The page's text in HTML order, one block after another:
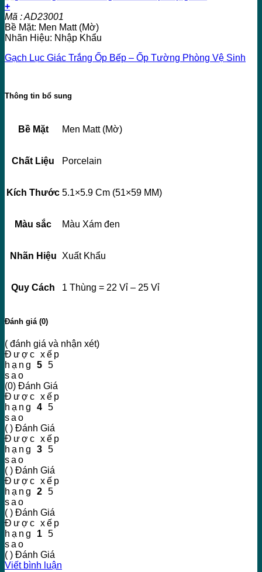
+
Mã : AD23001
Bề Mặt: Men Matt (Mờ)
Nhãn Hiệu: Nhập Khẩu
Gạch Lục Giác Trắng Ốp Bếp – Ốp Tường Phòng Vệ Sinh
Thông tin bổ sung
Bề Mặt Men Matt (Mờ)
Chất Liệu Porcelain
Kích Thước 5.1×5.9 Cm (51×59 MM)
Màu sắc Màu Xám đen
Nhãn Hiệu Xuất Khẩu
Quy Cách 1 Thùng = 22 Vỉ – 25 Vỉ
Đánh giá (0)
( đánh giá và nhận xét)
Được xếp
hạng 5 5
sao
(0) Đánh Giá
Được xếp
hạng 4 5
sao
( ) Đánh Giá
Được xếp
hạng 3 5
sao
( ) Đánh Giá
Được xếp
hạng 2 5
sao
( ) Đánh Giá
Được xếp
hạng 1 5
sao
( ) Đánh Giá
Viết bình luận